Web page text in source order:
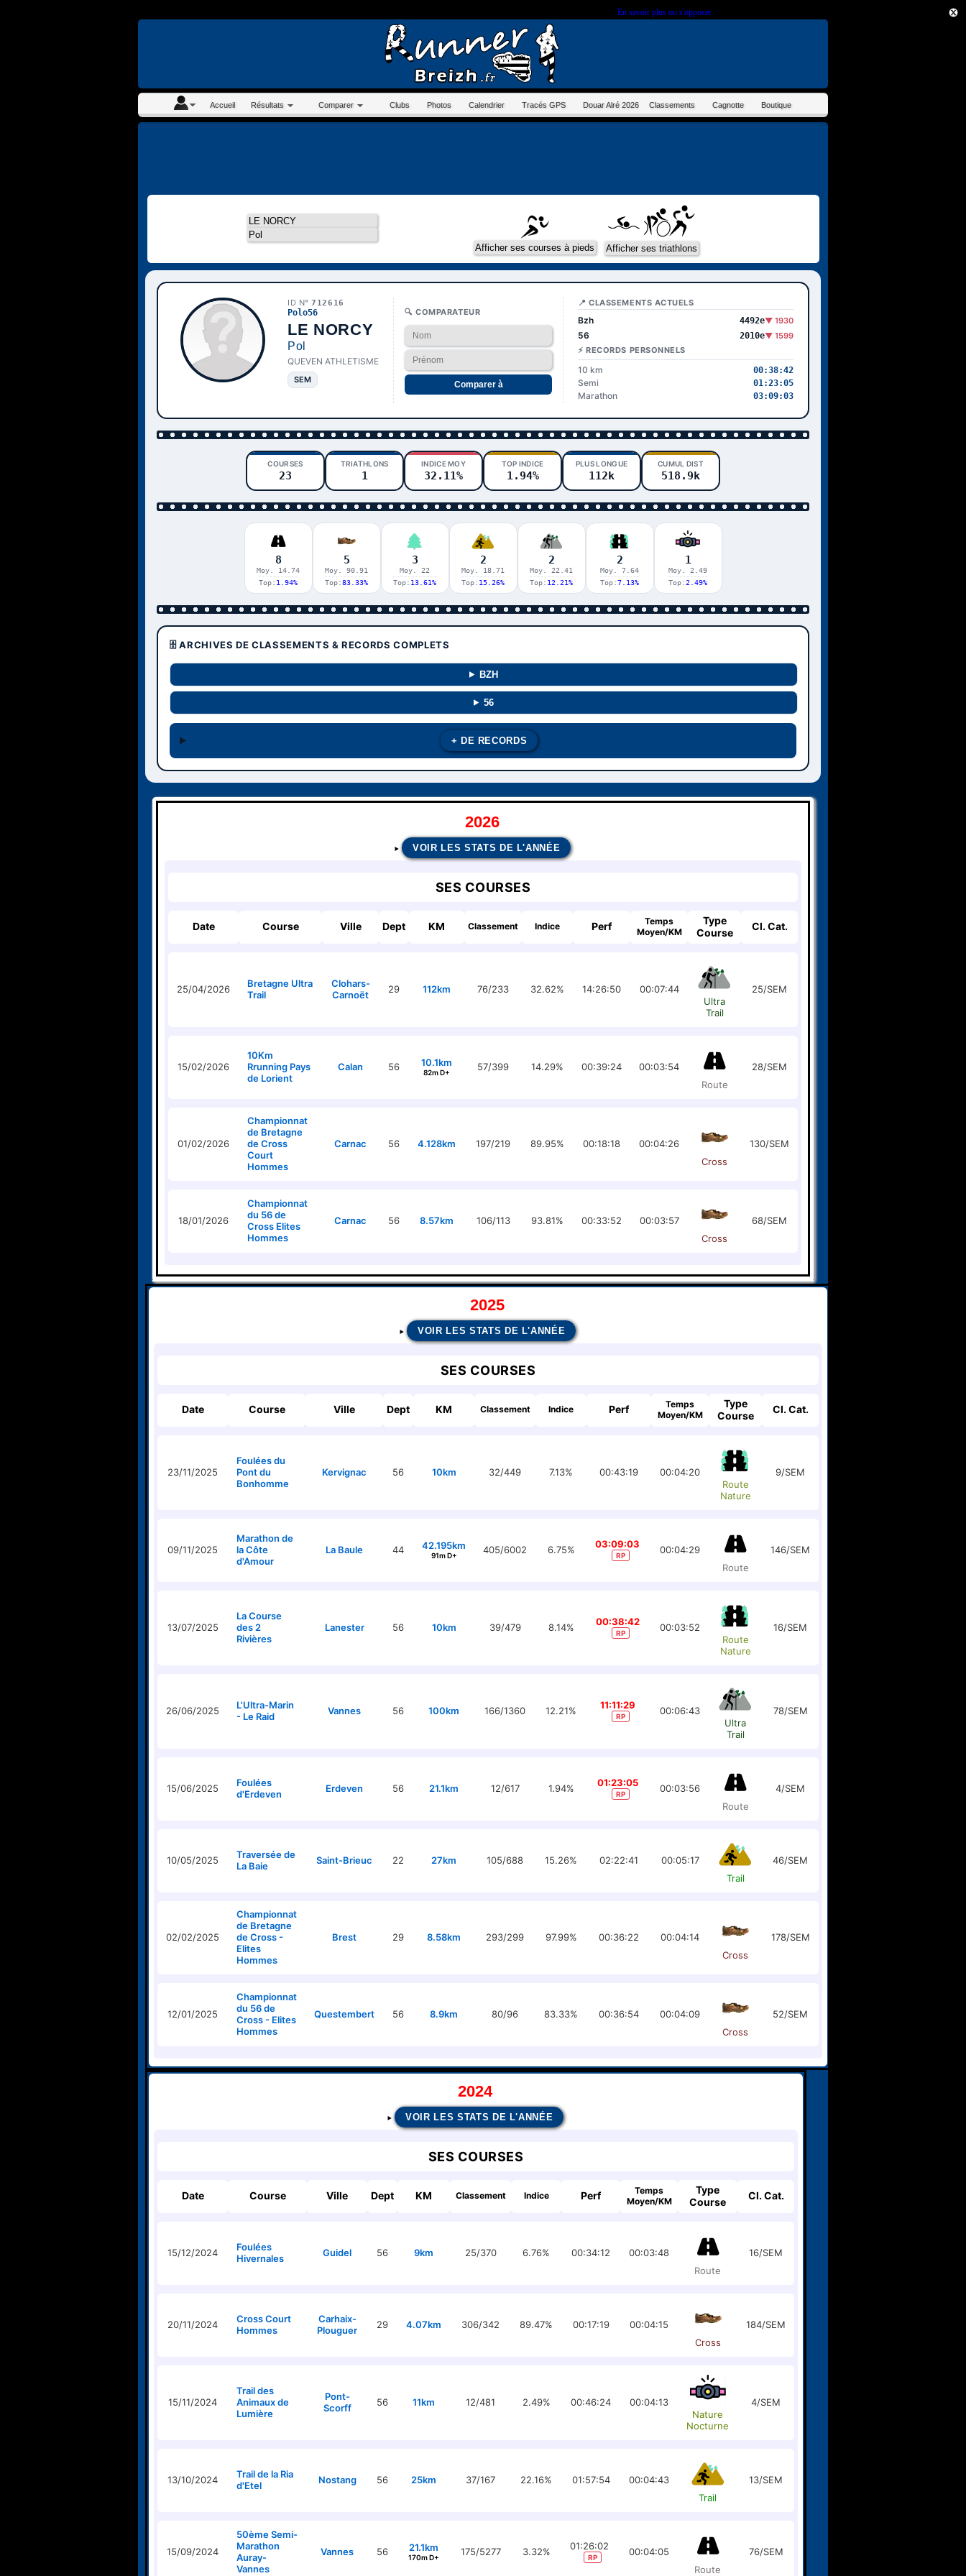
En savoir plus ou s'opposer.
Accueil Résultats Comparer Clubs Photos Calendrier Tracés GPS Douar Alré 2026 Classements Cagnotte Boutique
ID N°712616
Polo56
LE NORCY
Pol
QUEVEN ATHLETISME
SEM
🔍 COMPARATEUR
Comparer à
📍 CLASSEMENTS ACTUELS
Bzh 4492e▼ 1930
56 2010e▼ 1599
⚡ RECORDS PERSONNELS
10 km 00:38:42
Semi 01:23:05
Marathon 03:09:03
COURSES
23
TRIATHLONS
1
INDICE MOY
32.11%
TOP INDICE
1.94%
PLUS LONGUE
112k
CUMUL DIST
518.9k
8
Moy. 14.74
Top: 1.94%
5
Moy. 90.91
Top:83.33%
3
Moy. 22
Top: 13.61%
2
Moy. 18.71
Top: 15.26%
2
Moy. 22.41
Top: 12.21%
2
Moy. 7.64
Top:7.13%
1
Moy. 2.49
Top:2.49%
🗄️ ARCHIVES DE CLASSEMENTS & RECORDS COMPLETS
BZH
56
+ DE RECORDS
2026
VOIR LES STATS DE L'ANNÉE
SES COURSES
Date Course Ville Dept KM Classement Indice Perf
Temps
Moyen/KM
Type
Course
Cl. Cat.
25/04/2026
Bretagne Ultra
Trail
Clohars-
Carnoët
29 112km 76/233 32.62% 14:26:50
00:07:44
Ultra
Trail
25/SEM
15/02/2026
10Km
Rrunning Pays
de Lorient
Calan 56 10.1km
82m D+ 57/399 14.29% 00:39:24
00:03:54
Route
28/SEM
01/02/2026
Championnat
de Bretagne
de Cross
Court
Hommes
Carnac 56 4.128km 197/219 89.95% 00:18:18
00:04:26
Cross
130/SEM
18/01/2026
Championnat
du 56 de
Cross Elites
Hommes
Carnac 56 8.57km 106/113 93.81% 00:33:52
00:03:57
Cross
68/SEM
2025
VOIR LES STATS DE L'ANNÉE
SES COURSES
Date Course Ville Dept KM Classement Indice Perf
Temps
Moyen/KM
Type
Course
Cl. Cat.
23/11/2025
Foulées du
Pont du
Bonhomme
Kervignac 56 10km 32/449 7.13% 00:43:19
00:04:20
Route
Nature
9/SEM
09/11/2025
Marathon de
la Côte
d'Amour
La Baule 44 42.195km
91m D+ 405/6002 6.75% 03:09:03
RP
00:04:29
Route
146/SEM
13/07/2025
La Course
des 2
Rivières
Lanester 56 10km 39/479 8.14% 00:38:42
RP
00:03:52
Route
Nature
16/SEM
26/06/2025
L'Ultra-Marin
- Le Raid
Vannes 56 100km 166/1360 12.21% 11:11:29
RP
00:06:43
Ultra
Trail
78/SEM
15/06/2025
Foulées
d'Erdeven
Erdeven 56 21.1km 12/617 1.94% 01:23:05
RP
00:03:56
Route
4/SEM
10/05/2025
Traversée de
La Baie
Saint-Brieuc 22 27km 105/688 15.26% 02:22:41
00:05:17
Trail
46/SEM
02/02/2025
Championnat
de Bretagne
de Cross -
Elites
Hommes
Brest 29 8.58km 293/299 97.99% 00:36:22
00:04:14
Cross
178/SEM
12/01/2025
Championnat
du 56 de
Cross - Elites
Hommes
Questembert 56 8.9km 80/96 83.33% 00:36:54
00:04:09
Cross
52/SEM
2024
VOIR LES STATS DE L'ANNÉE
SES COURSES
Date Course Ville Dept KM Classement Indice Perf
Temps
Moyen/KM
Type
Course
Cl. Cat.
15/12/2024
Foulées
Hivernales
Guidel 56 9km 25/370 6.76% 00:34:12
00:03:48
Route
16/SEM
20/11/2024
Cross Court
Hommes
Carhaix-
Plouguer
29 4.07km 306/342 89.47% 00:17:19
00:04:15
Cross
184/SEM
15/11/2024
Trail des
Animaux de
Lumière
Pont-
Scorff
56 11km 12/481 2.49% 00:46:24
00:04:13
Nature
Nocturne
4/SEM
13/10/2024
Trail de la Ria
d'Etel
Nostang 56 25km 37/167 22.16% 01:57:54
00:04:43
Trail
13/SEM
15/09/2024
50ème Semi-
Marathon
Auray-
Vannes
Vannes 56 21.1km
170m D+ 175/5277 3.32% 01:26:02
RP
00:04:05
Route
76/SEM